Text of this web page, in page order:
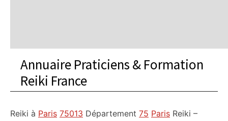
Annuaire Praticiens & Formation
Reiki France
Reiki à Paris 75013 Département 75 Paris Reiki –